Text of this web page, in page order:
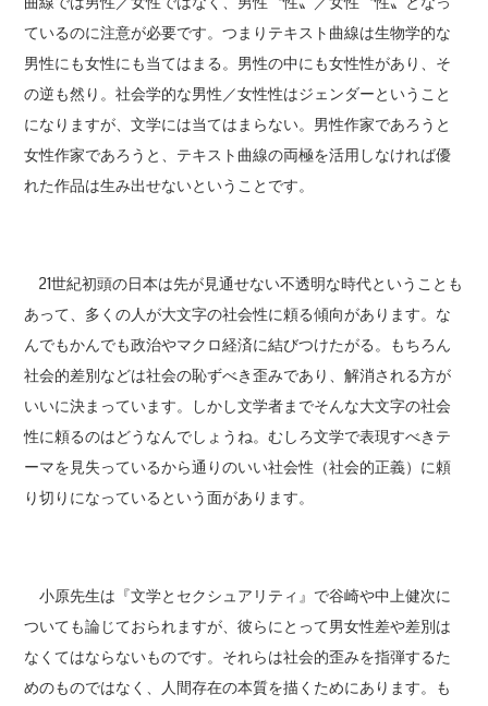
ているのに注意が必要です。つまりテキスト曲線は生物学的な
男性にも女性にも当てはまる。男性の中にも女性性があり、そ
の逆も然り。社会学的な男性／女性性はジェンダーということ
になりますが、文学には当てはまらない。男性作家であろうと
女性作家であろうと、テキスト曲線の両極を活用しなければ優
れた作品は生み出せないということです。
21世紀初頭の日本は先が見通せない不透明な時代ということも
あって、多くの人が大文字の社会性に頼る傾向があります。な
んでもかんでも政治やマクロ経済に結びつけたがる。もちろん
社会的差別などは社会の恥ずべき歪みであり、解消される方が
いいに決まっています。しかし文学者までそんな大文字の社会
性に頼るのはどうなんでしょうね。むしろ文学で表現すべきテ
ーマを見失っているから通りのいい社会性（社会的正義）に頼
り切りになっているという面があります。
小原先生は『文学とセクシュアリティ』で谷崎や中上健次に
ついても論じておられますが、彼らにとって男女性差や差別は
なくてはならないものです。それらは社会的歪みを指弾するた
めのものではなく、人間存在の本質を描くためにあります。も